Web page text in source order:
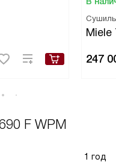
Miele
247
F WPM
1 год